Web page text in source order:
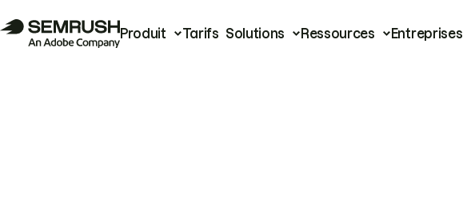
Produit Tarifs Solutions Ressources Entreprises